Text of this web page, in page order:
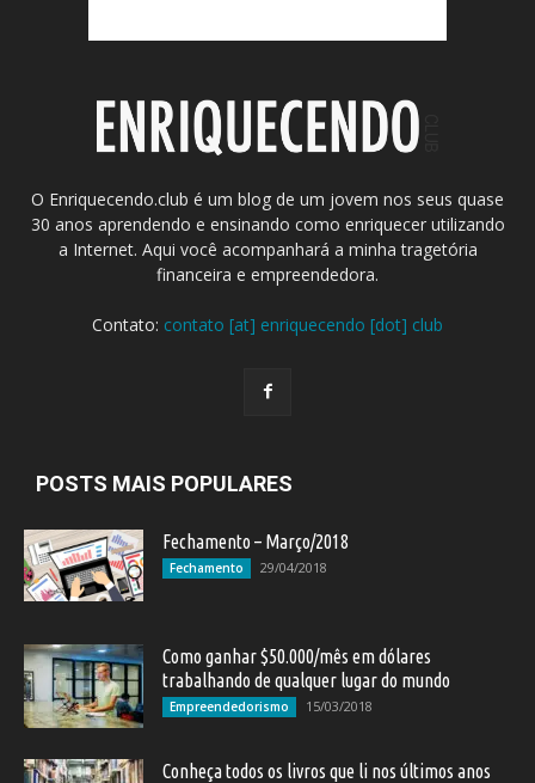
O Enriquecendo.club é um blog de um jovem nos seus quase
30 anos aprendendo e ensinando como enriquecer utilizando
a Internet. Aqui você acompanhará a minha tragetória
financeira e empreendedora.
Contato: contato [at] enriquecendo [dot] club
POSTS MAIS POPULARES
Fechamento – Março/2018
Fechamento 29/04/2018
Como ganhar $50.000/mês em dólares
trabalhando de qualquer lugar do mundo
Empreendedorismo 15/03/2018
Conheça todos os livros que li nos últimos anos